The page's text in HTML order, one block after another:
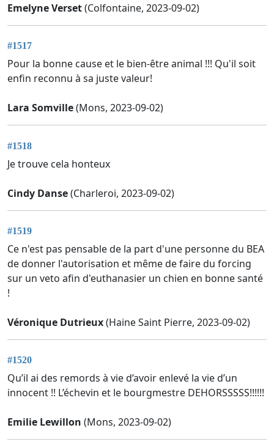
Emelyne Verset(Colfontaine, 2023-09-02)
#1517
Pour la bonne cause et le bien-être animal !!! Qu'il soit
enfin reconnu à sa juste valeur!
Lara Somville(Mons, 2023-09-02)
#1518
Je trouve cela honteux
Cindy Danse(Charleroi, 2023-09-02)
#1519
Ce n'est pas pensable de la part d'une personne du BEA
de donner l'autorisation et même de faire du forcing
sur un veto afin d'euthanasier un chien en bonne santé
!
Véronique Dutrieux(Haine Saint Pierre, 2023-09-02)
#1520
Qu’il ai des remords à vie d’avoir enlevé la vie d’un
innocent !! L’échevin et le bourgmestre DEHORSSSSS!!!!!!
Emilie Lewillon (Mons, 2023-09-02)